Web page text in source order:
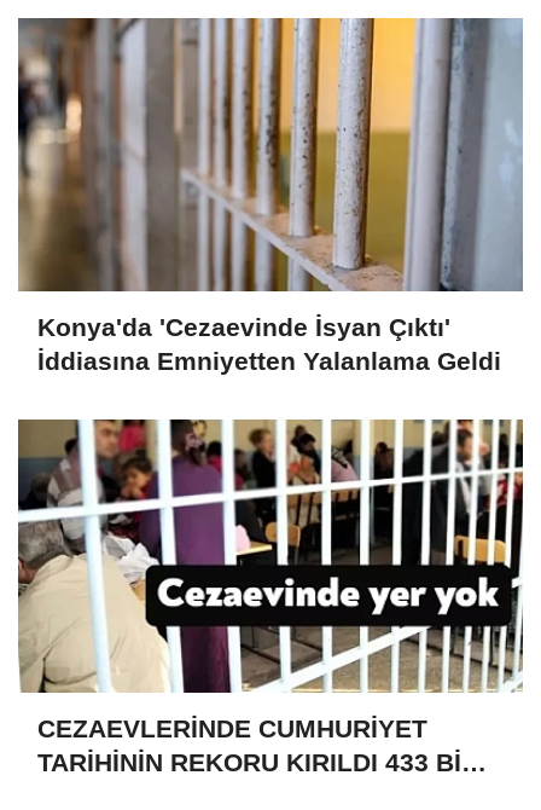
Konya'da 'Cezaevinde İsyan Çıktı'
İddiasına Emniyetten Yalanlama Geldi
CEZAEVLERİNDE CUMHURİYET
TARİHİNİN REKORU KIRILDI 433 BİN